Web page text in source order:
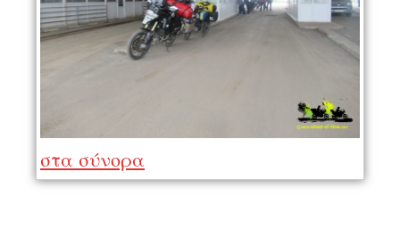
στα σύνορα